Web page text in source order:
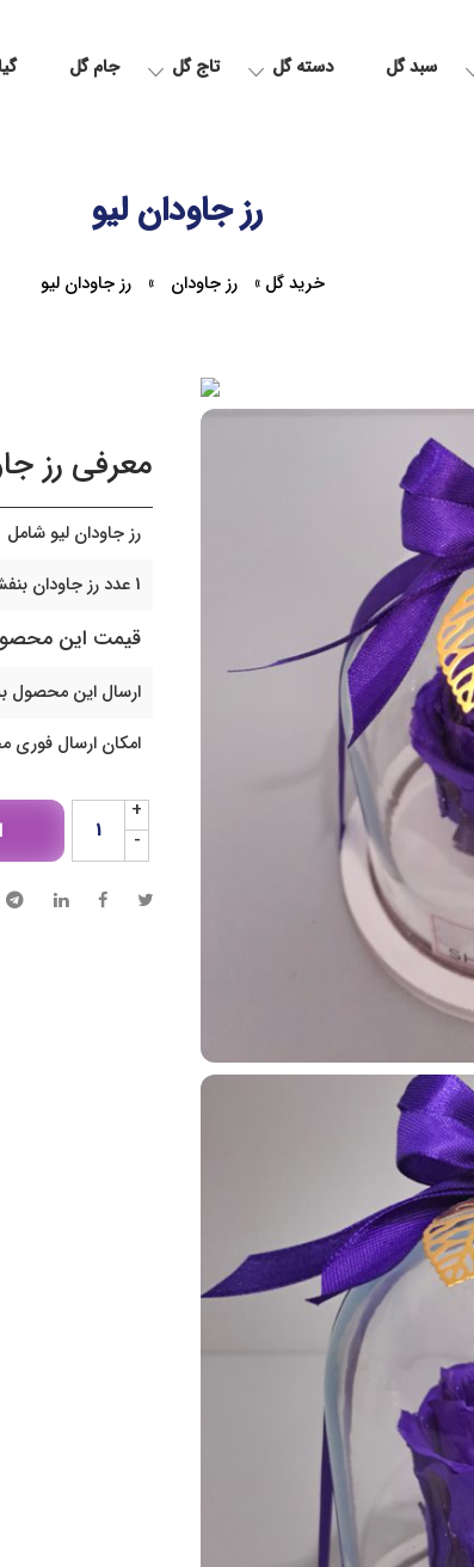
سبد گل دسته گل تاج گل جام گل
رز جاودان لیو
خرید گل » رز جاودان » رز جاودان لیو
معرفی رز
رز جاودان لیو شامل
1 عدد رز جاودان بنفش
قیمت این
ارسال این محصول
امکان ارسال
+
-